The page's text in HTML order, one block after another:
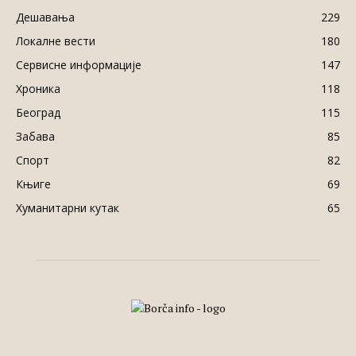
Дешавања
229
Локалне вести
180
Сервисне информације
147
Хроника
118
Београд
115
Забава
85
Спорт
82
Књиге
69
Хуманитарни кутак
65